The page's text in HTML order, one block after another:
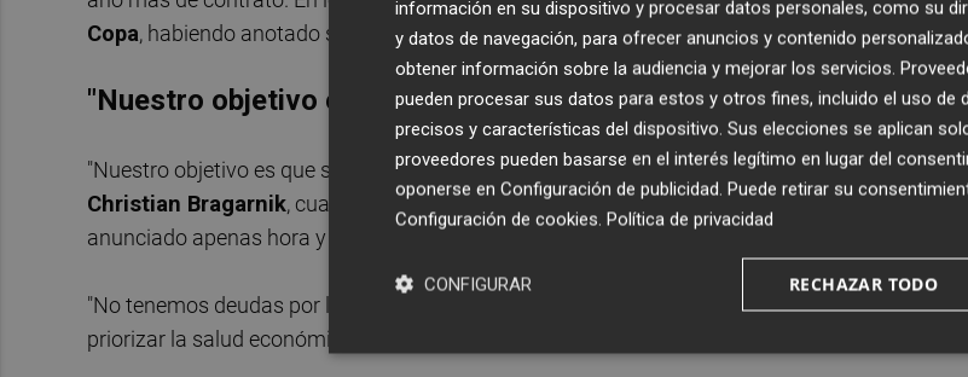
Copa, habiendo anotado siete tantos.
"Nuestro objetivo es que se quede"
"Nuestro objetivo es que se quede, aunque muchas veces eso también depende del
Christian Bragarnik, cuando se le interpelaba por la operación, aprovechando que la misma
anunciado apenas hora y media antes de su primera rueda de prensa desde que está en el
"No tenemos deudas por lo que ha sido posible ejercer esa opción de compra; la prioridad
priorizar la salud económica del club", explicaba el propietario del Elche.
información en su dispositivo y procesar datos personales, como su
y datos de navegación, para ofrecer anuncios y contenido
obtener información sobre la audiencia y mejorar los servicios.
pueden procesar sus datos para estos y otros fines, incluido el uso de
precisos y características del dispositivo. Sus elecciones se aplican
proveedores pueden basarse en el interés legítimo en lugar del
oponerse en Configuración de publicidad. Puede retirar su
Configuración de cookies. Política de privacidad
RECHAZAR TODO
CONFIGURAR